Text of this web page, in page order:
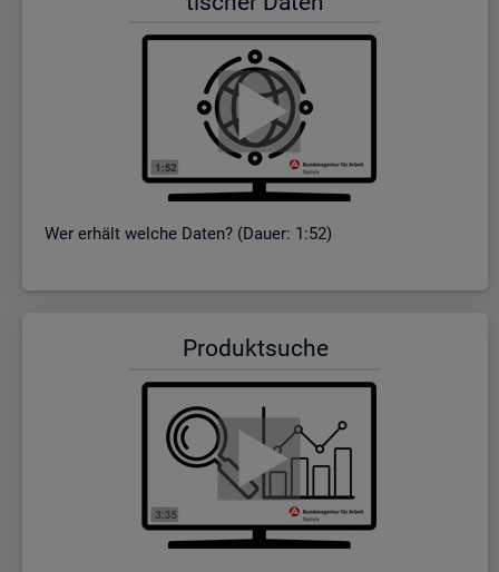
Wer er­hält wel­che Daten? (Dauer: 1:52)
Pro­dukt­su­che